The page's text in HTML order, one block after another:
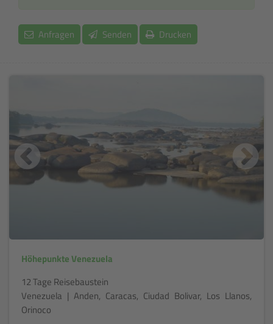
Anfragen Senden Drucken
Höhepunkte Venezuela
12 Tage Reisebaustein
Venezuela | Anden, Caracas, Ciudad Bolivar, Los Llanos,
Orinoco